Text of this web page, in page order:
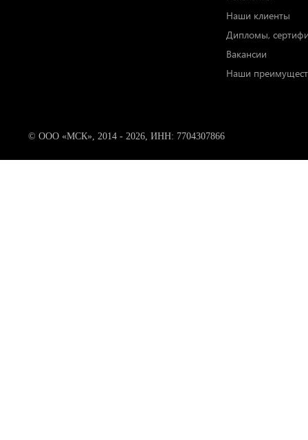
Наши клиенты
Дипломы,
Вакансии
Наши
© ООО «МСК», 2014 - 2026, ИНН: 7704307866